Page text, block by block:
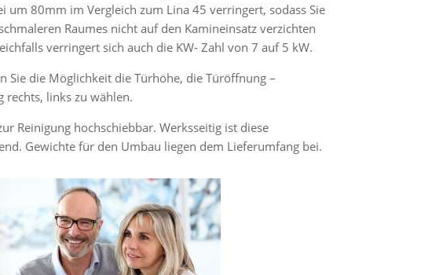
um 80mm im Vergleich zum Lina 45 verringert, sodass Sie
Raumes nicht auf den Kamineinsatz verzichten
verringert sich auch die KW- Zahl von 7 auf 5 kW.
Sie die Möglichkeit die Türhöhe, die Türöffnung –
rechts, links zu wählen.
Reinigung hochschiebbar. Werksseitig ist diese
Gewichte für den Umbau liegen dem Lieferumfang bei.